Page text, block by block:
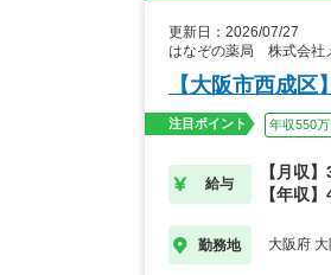
更新日：2026/07/27
はなぞの薬局 株式会社
【大阪市西成
注目ポイント 年収550
給与
【月収
【年収
勤務地 大阪府